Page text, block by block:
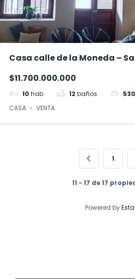
Casa calle de la Moneda –
$11.700.000.000
10 hab 12 baños 530
CASA
VENTA
1
11 - 17 de 17
Powered by